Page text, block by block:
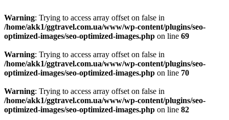
Warning: Trying to access array offset on false in
/home/akk1/ggtravel.com.ua/www/wp-content/plugins/seo-
optimized-images/seo-optimized-images.php on line 69
Warning: Trying to access array offset on false in
/home/akk1/ggtravel.com.ua/www/wp-content/plugins/seo-
optimized-images/seo-optimized-images.php on line 70
Warning: Trying to access array offset on false in
/home/akk1/ggtravel.com.ua/www/wp-content/plugins/seo-
optimized-images/seo-optimized-images.php on line 82